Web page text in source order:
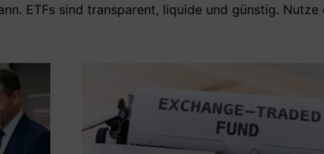
ETFs sind transparent, liquide und günstig.